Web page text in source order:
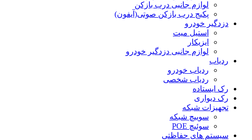
لوازم جانبی درب بازکن
پکیج درب بازکن صوتی(آیفون)
دزدگیر خودرو
استیل میت
ایزیکار
لوازم جانبی دزدگیر خودرو
ردیاب
ردیاب خودرو
ردیاب شخصی
رک ایستاده
رک دیواری
تجهیزات شبکه
سوییچ شبکه
سوئیچ POE
سیستم های حفاظتی